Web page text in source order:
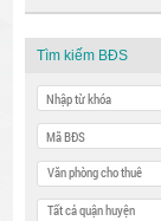
Tìm kiếm BĐS
Văn phòng cho thuê
Tất cả quận huyện